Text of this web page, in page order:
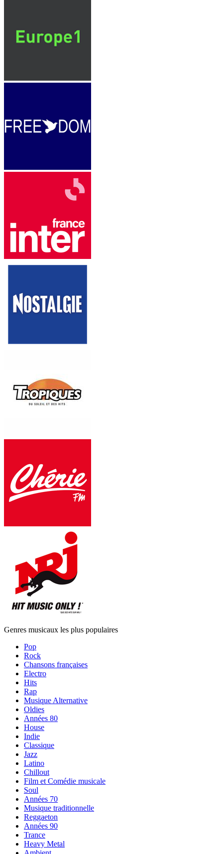
Genres musicaux les plus populaires
Pop
Rock
Chansons françaises
Electro
Hits
Rap
Musique Alternative
Oldies
Années 80
House
Indie
Classique
Jazz
Latino
Chillout
Film et Comédie musicale
Soul
Années 70
Musique traditionnelle
Reggaeton
Années 90
Trance
Heavy Metal